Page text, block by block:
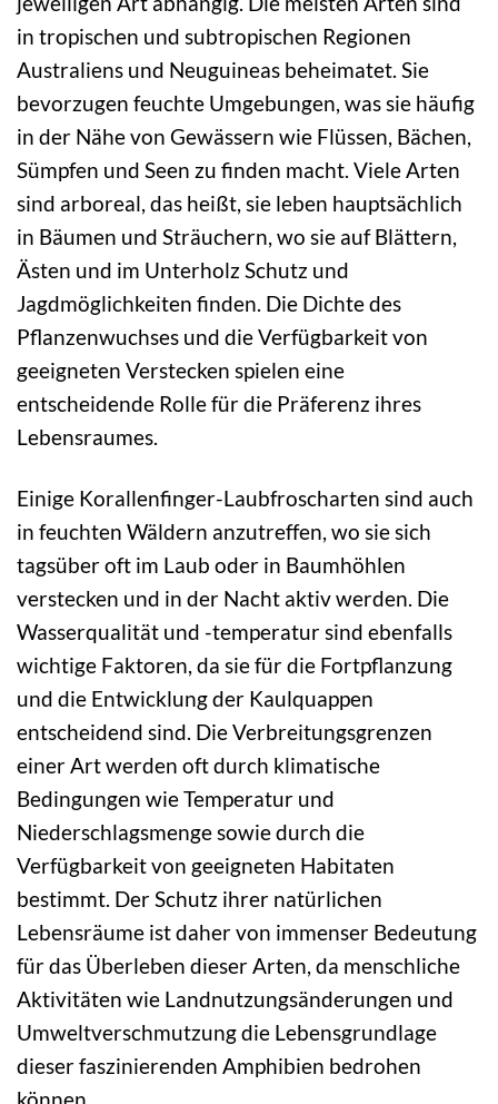
in tropischen und subtropischen Regionen
Australiens und Neuguineas beheimatet. Sie
bevorzugen feuchte Umgebungen, was sie häufig
in der Nähe von Gewässern wie Flüssen, Bächen,
Sümpfen und Seen zu finden macht. Viele Arten
sind arboreal, das heißt, sie leben hauptsächlich
in Bäumen und Sträuchern, wo sie auf Blättern,
Ästen und im Unterholz Schutz und
Jagdmöglichkeiten finden. Die Dichte des
Pflanzenwuchses und die Verfügbarkeit von
geeigneten Verstecken spielen eine
entscheidende Rolle für die Präferenz ihres
Lebensraumes.
Einige Korallenfinger-Laubfroscharten sind auch
in feuchten Wäldern anzutreffen, wo sie sich
tagsüber oft im Laub oder in Baumhöhlen
verstecken und in der Nacht aktiv werden. Die
Wasserqualität und -temperatur sind ebenfalls
wichtige Faktoren, da sie für die Fortpflanzung
und die Entwicklung der Kaulquappen
entscheidend sind. Die Verbreitungsgrenzen
einer Art werden oft durch klimatische
Bedingungen wie Temperatur und
Niederschlagsmenge sowie durch die
Verfügbarkeit von geeigneten Habitaten
bestimmt. Der Schutz ihrer natürlichen
Lebensräume ist daher von immenser Bedeutung
für das Überleben dieser Arten, da menschliche
Aktivitäten wie Landnutzungsänderungen und
Umweltverschmutzung die Lebensgrundlage
dieser faszinierenden Amphibien bedrohen